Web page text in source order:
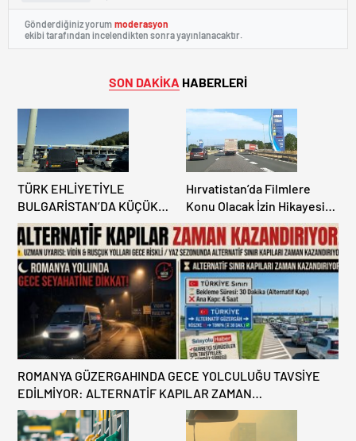
Gönderdiğiniz yorum moderasyon
ekibi tarafından incelendikten sonra yayınlanacaktır.
SON DAKİKA HABERLERİ
TÜRK EHLİYETİYLE
BULGARİSTAN’DA KÜÇÜK
HATA, ARACINA 6 AY EL
KONULMASINA YOL AÇTI
Hırvatistan’da Filmlere
Konu Olacak İzin Hikayesi:
Benzinlikte Eşini Unuttu!
ROMANYA GÜZERGAHINDA GECE YOLCULUĞU TAVSİYE
EDİLMİYOR: ALTERNATİF KAPILAR ZAMAN
KAZANDIRIYOR!